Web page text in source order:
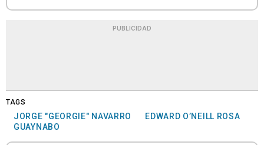
PUBLICIDAD
TAGS
JORGE "GEORGIE" NAVARRO
EDWARD O’NEILL ROSA
GUAYNABO